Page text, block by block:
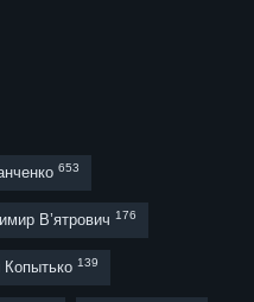
653
В’ятрович 176
139